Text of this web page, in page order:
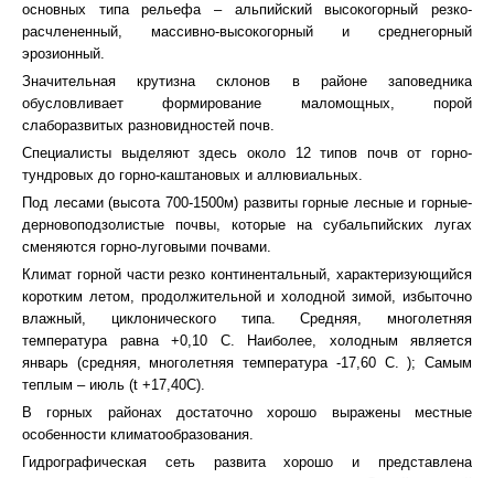
основных типа рельефа – альпийский высокогорный резко-
расчлененный, массивно-высокогорный и среднегорный
эрозионный.
Значительная крутизна склонов в районе заповедника
обусловливает формирование маломощных, порой
слаборазвитых разновидностей почв.
Специалисты выделяют здесь около 12 типов почв от горно-
тундровых до горно-каштановых и аллювиальных.
Под лесами (высота 700-1500м) развиты горные лесные и горные-
дерновоподзолистые почвы, которые на субальпийских лугах
сменяются горно-луговыми почвами.
Климат горной части резко континентальный, характеризующийся
коротким летом, продолжительной и холодной зимой, избыточно
влажный, циклонического типа. Средняя, многолетняя
температура равна +0,10 С. Наиболее, холодным является
январь (средняя, многолетняя температура -17,60 С. ); Самым
теплым – июль (t +17,40С).
В горных районах достаточно хорошо выражены местные
особенности климатообразования.
Гидрографическая сеть развита хорошо и представлена